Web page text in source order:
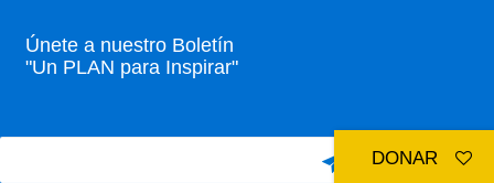
Únete a nuestro Boletín
"Un PLAN para Inspirar"
DONAR